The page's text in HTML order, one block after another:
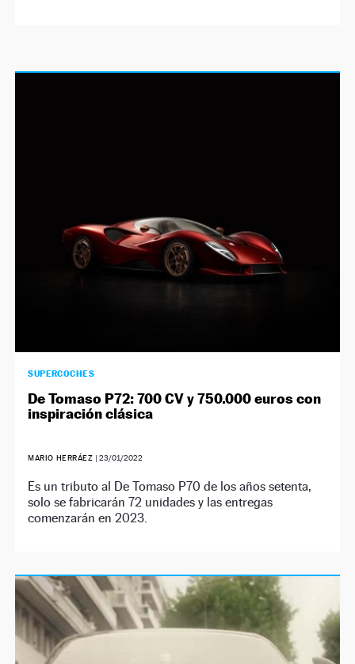
SUPERCOCHES
De Tomaso P72: 700 CV y 750.000 euros con
inspiración clásica
MARIO HERRÁEZ | 23/01/2022
Es un tributo al De Tomaso P70 de los años setenta,
solo se fabricarán 72 unidades y las entregas
comenzarán en 2023.